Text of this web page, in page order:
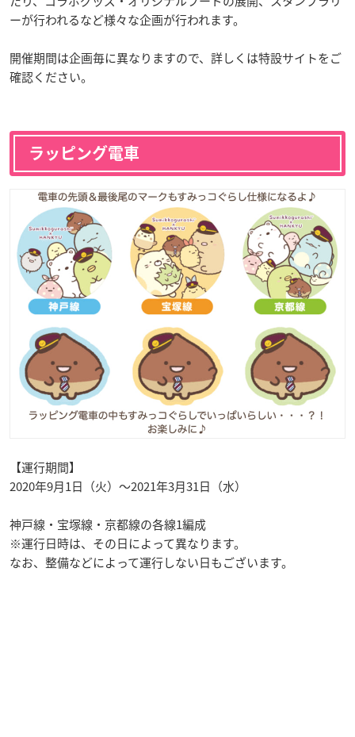
ーが行われるなど様々な企画が行われます。
開催期間は企画毎に異なりますので、詳しくは特設サイトをご
確認ください。
ラッピング電車
【運行期間】
2020年9月1日（火）～2021年3月31日（水）
神戸線・宝塚線・京都線の各線1編成
※運行日時は、その日によって異なります。
なお、整備などによって運行しない日もございます。